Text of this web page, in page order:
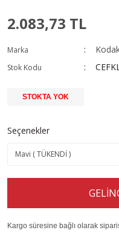
2.083,73 TL
Marka
Stok Kodu
STOKTA YOK
Seçenekler
Kargo süresine bağlı olarak